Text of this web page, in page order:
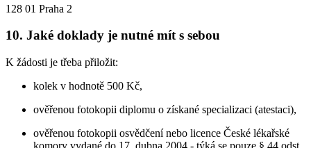
128 01 Praha 2
10. Jaké doklady je nutné mít s sebou
K žádosti je třeba přiložit:
kolek v hodnotě 500 Kč,
ověřenou fotokopii diplomu o získané specializaci (atestaci),
ověřenou fotokopii osvědčení nebo licence České lékařské
komory vydané do 17. dubna 2004 - týká se pouze § 44 odst.